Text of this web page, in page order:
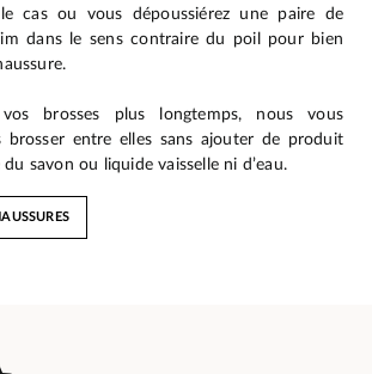
cas ou vous dépoussiérez une paire de
dans le sens contraire du poil pour bien
brosses plus longtemps, nous vous
brosser entre elles sans ajouter de produit
savon ou liquide vaisselle ni d’eau.